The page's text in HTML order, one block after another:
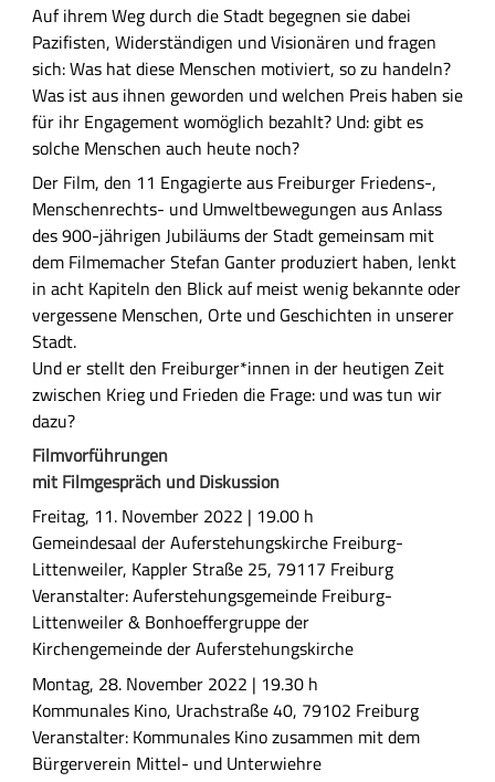
c
h
e
B
e
s
c
h
r
e
i
b
u
n
g
Auf ihrem Weg durch die Stadt begegnen sie dabei
Pazifisten, Widerständigen und Visionären und fragen
sich: Was hat diese Menschen motiviert, so zu handeln?
Was ist aus ihnen geworden und welchen Preis haben sie
für ihr Engagement womöglich bezahlt? Und: gibt es
solche Menschen auch heute noch?
Der Film, den 11 Engagierte aus Freiburger Friedens-,
Menschenrechts- und Umweltbewegungen aus Anlass
des 900-jährigen Jubiläums der Stadt gemeinsam mit
dem Filmemacher Stefan Ganter produziert haben, lenkt
in acht Kapiteln den Blick auf meist wenig bekannte oder
vergessene Menschen, Orte und Geschichten in unserer
Stadt.
Und er stellt den Freiburger*innen in der heutigen Zeit
zwischen Krieg und Frieden die Frage: und was tun wir
dazu?
Filmvorführungen
mit Filmgespräch und Diskussion
Freitag, 11. November 2022 | 19.00 h
Gemeindesaal der Auferstehungskirche Freiburg-
Littenweiler, Kappler Straße 25, 79117 Freiburg
Veranstalter: Auferstehungsgemeinde Freiburg-
Littenweiler & Bonhoeffergruppe der
Kirchengemeinde der Auferstehungskirche
Montag, 28. November 2022 | 19.30 h
Kommunales Kino, Urachstraße 40, 79102 Freiburg
Veranstalter: Kommunales Kino zusammen mit dem
Bürgerverein Mittel- und Unterwiehre